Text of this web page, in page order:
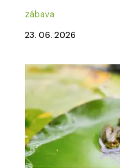
zábava
23. 06. 2026